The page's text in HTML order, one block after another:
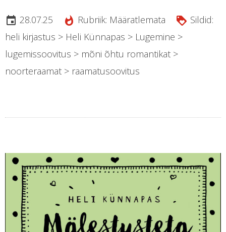
insert_invitation 28.07.25 whatshot Rubriik: Määratlemata loyalty Sildid:
heli kirjastus > Heli Künnapas > Lugemine >
lugemissoovitus > mõni õhtu romantikat >
noorteraamat > raamatusoovitus